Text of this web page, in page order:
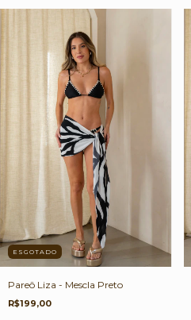
ESGOTADO
Pareô Liza - Mescla Preto
R$199,00